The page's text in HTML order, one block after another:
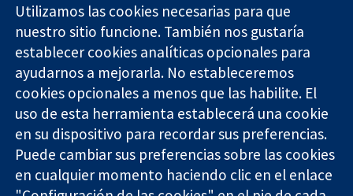
Evidencia fiable.
Decisiones
informadas.
Mejor salud.
11-13 Cavendish
Square
Londres
W1G 0AN
Reino Unido
Contacto
Noticias
Prensa
Sobre
nosotros
Empleo
Cochrane
Library
Utilizamos las cookies necesarias para que
nuestro sitio funcione. También nos gustaría
establecer cookies analíticas opcionales para
ayudarnos a mejorarla. No estableceremos
cookies opcionales a menos que las habilite. El
uso de esta herramienta establecerá una cookie
en su dispositivo para recordar sus preferencias.
Puede cambiar sus preferencias sobre las cookies
en cualquier momento haciendo clic en el enlace